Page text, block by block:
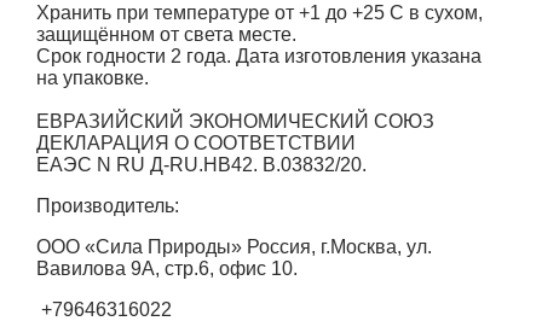
Хранить при температуре от +1 до +25 С в сухом,
защищённом от света месте.
Срок годности 2 года. Дата изготовления указана
на упаковке.
ЕВРАЗИЙСКИЙ ЭКОНОМИЧЕСКИЙ СОЮЗ
ДЕКЛАРАЦИЯ О СООТВЕТСТВИИ
ЕАЭС N RU Д-RU.НВ42. В.03832/20.
Производитель:
ООО «Сила Природы» Россия, г.Москва, ул.
Вавилова 9А, стр.6, офис 10.
+79646316022